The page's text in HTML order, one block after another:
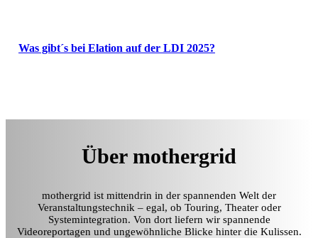
Was gibt´s bei Elation auf der LDI 2025?
Über mothergrid
mothergrid ist mittendrin in der spannenden Welt der
Veranstaltungstechnik – egal, ob Touring, Theater oder
Systemintegration. Von dort liefern wir spannende
Videoreportagen und ungewöhnliche Blicke hinter die Kulissen.